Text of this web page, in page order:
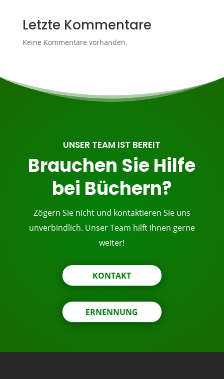
Letzte Kommentare
Keine Kommentare vorhanden.
UNSER TEAM IST BEREIT
Brauchen Sie Hilfe
bei Büchern?
Zögern Sie nicht und kontaktieren Sie uns
unverbindlich. Unser Team hilft Ihnen gerne
weiter!
KONTAKT
ERNENNUNG